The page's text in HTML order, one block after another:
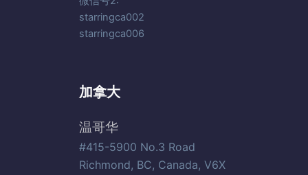
starringca002
starringca006
加拿大
温哥华
#415-5900 No.3 Road
Richmond, BC, Canada, V6X